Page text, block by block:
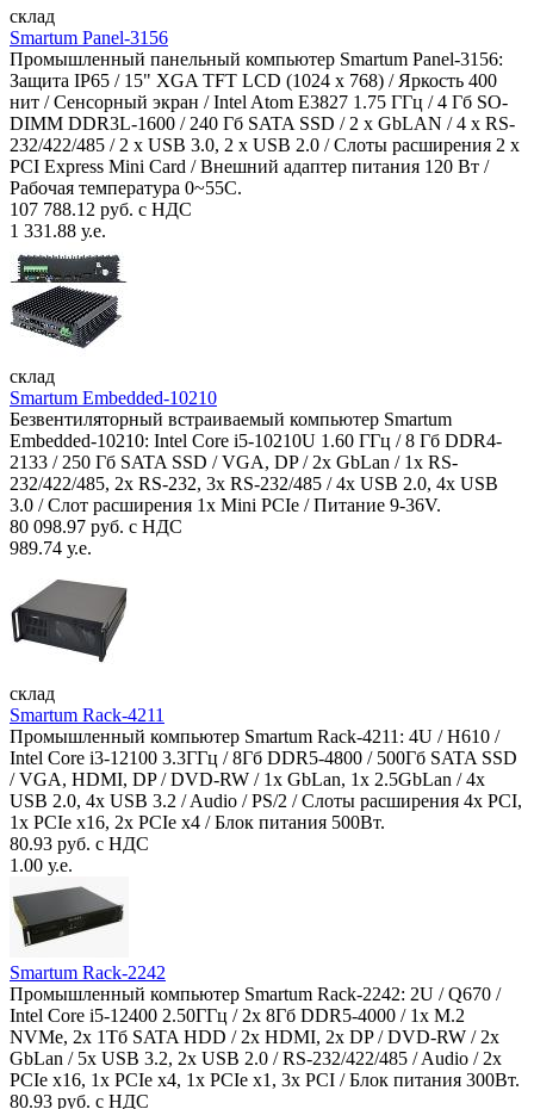
склад
Smartum Panel-3156
Промышленный панельный компьютер Smartum Panel-3156:
Защита IP65 / 15" XGA TFT LCD (1024 x 768) / Яркость 400
нит / Сенсорный экран / Intel Atom E3827 1.75 ГГц / 4 Гб SO-
DIMM DDR3L-1600 / 240 Гб SATA SSD / 2 x GbLAN / 4 x RS-
232/422/485 / 2 x USB 3.0, 2 x USB 2.0 / Слоты расширения 2 x
PCI Express Mini Card / Внешний адаптер питания 120 Вт /
Рабочая температура 0~55C.
107 788.12 руб. с НДС
1 331.88 у.е.
склад
Smartum Embedded-10210
Безвентиляторный встраиваемый компьютер Smartum
Embedded-10210: Intel Core i5-10210U 1.60 ГГц / 8 Гб DDR4-
2133 / 250 Гб SATA SSD / VGA, DP / 2х GbLan / 1х RS-
232/422/485, 2x RS-232, 3x RS-232/485 / 4x USB 2.0, 4х USB
3.0 / Слот расширения 1x Mini PCIe / Питание 9-36V.
80 098.97 руб. с НДС
989.74 у.е.
склад
Smartum Rack-4211
Промышленный компьютер Smartum Rack-4211: 4U / H610 /
Intel Core i3-12100 3.3ГГц / 8Гб DDR5-4800 / 500Гб SATA SSD
/ VGA, HDMI, DP / DVD-RW / 1x GbLan, 1x 2.5GbLan / 4x
USB 2.0, 4x USB 3.2 / Audio / PS/2 / Слоты расширения 4x PCI,
1x PCIe x16, 2x PCIe x4 / Блок питания 500Вт.
80.93 руб. с НДС
1.00 у.е.
Smartum Rack-2242
Промышленный компьютер Smartum Rack-2242: 2U / Q670 /
Intel Core i5-12400 2.50ГГц / 2x 8Гб DDR5-4000 / 1x M.2
NVMe, 2x 1Тб SATA HDD / 2x HDMI, 2x DP / DVD-RW / 2x
GbLan / 5x USB 3.2, 2x USB 2.0 / RS-232/422/485 / Audio / 2x
PCIe x16, 1x PCIe x4, 1x PCIe x1, 3x PCI / Блок питания 300Вт.
80.93 руб. с НДС